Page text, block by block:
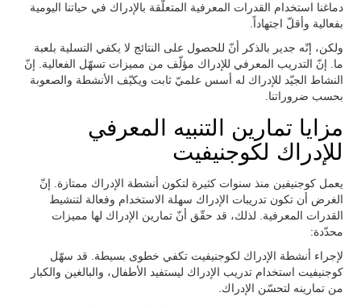
دماغنا استخدام القدرات المعرفية المتعلّقة بالإدراك في حياتنا اليومية
بفعالية وأقلّ اجتهاداً.
ولكن، إنّه جدير بالذكر أنّ للحصول على النتائج لا يكفي التسلية بلعبة
ما. إنّ التدريب المعرفي للإدراك مؤلّف من مميزات تسهّل الفعالية. إنّ
النشاط الجيّد للإدراك له أسس علميّ ثابت ويكيّف الأنشطة والصعوبة
بحسب ضروراتنا.
مزايا تمارين التنبيه المعرفي
للإدراك لكوجنيفيت
يعمل كوجنيفين منذ سنوات كثيرة لتكون أنشطة الإدراك ممتازة. إنّ
الغرض أن تكون تدريبات الإدراك سهلة الاستخدام وفعالة لتنشيط
القدرات المعرفية. لذلك، قد حقّق أنّ تمارين الإدراك لها مميزات
محدّدة:
لإجراء أنشطة الإدراك لكوجنيفيت تكفي خطوى بسيطة. قد سهّل
كوجنيفيت استخدام تدريب الإدراك ليستفيد الأطفال، والبالغين والكبار
من تمارينه لتحسّن الإدراك.